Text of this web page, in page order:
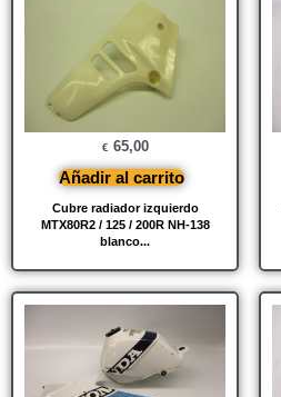
Cubre radiador izquierdo
MTX80R2 / 125 / 200R NH-138
blanco...
€ 65,00
Añadir al carrito